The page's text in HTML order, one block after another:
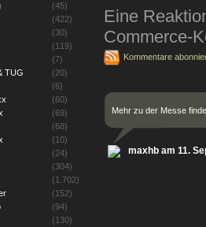
Eine
Commerce-
Kommentare
Mehr zu der Messe
maxhb am 11.
(45)
(422)
(30)
(119)
(7)
TUG
(20)
(6)
(60)
(69)
(68)
(10)
(24)
(304)
(1.702)
(152)
(94)
(130)